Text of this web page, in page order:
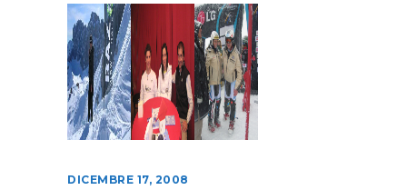
DICEMBRE 17, 2008